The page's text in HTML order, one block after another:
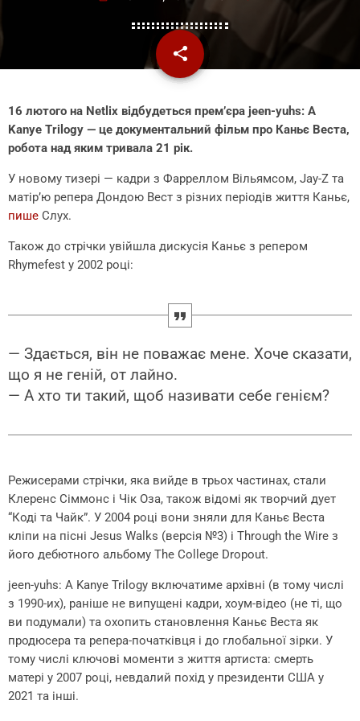
share
email
16 лютого на Netlix відбудеться прем’єра jeen-yuhs: A
Kanye Trilogy — це документальний фільм про Каньє Веста,
робота над яким тривала 21 рік.
У новому тизері — кадри з Фарреллом Вільямсом, Jay-Z та
матір’ю репера Дондою Вест з різних періодів життя Каньє,
пише Слух.
Також до стрічки увійшла дискусія Каньє з репером
Rhymefest у 2002 році:
— Здається, він не поважає мене. Хоче сказати,
що я не геній, от лайно.
— А хто ти такий, щоб називати себе генієм?
Режисерами стрічки, яка вийде в трьох частинах, стали
Клеренс Сіммонс і Чік Оза, також відомі як творчий дует
“Коді та Чайк”. У 2004 році вони зняли для Каньє Веста
кліпи на пісні Jesus Walks (версія №3) і Through the Wire з
його дебютного альбому The College Dropout.
jeen-yuhs: A Kanye Trilogy включатиме архівні (в тому числі
з 1990-их), раніше не випущені кадри, хоум-відео (не ті, що
ви подумали) та охопить становлення Каньє Веста як
продюсера та репера-початківця і до глобальної зірки. У
тому числі ключові моменти з життя артиста: смерть
матері у 2007 році, невдалий похід у президенти США у
2021 та інші.